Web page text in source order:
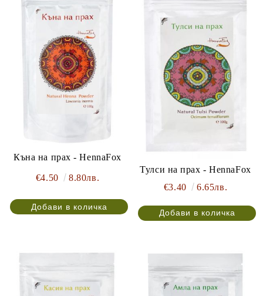
Къна на прах - HennaFox
€4.50 8.80лв.
Тулси на прах - HennaFox
€3.40
6.65лв.